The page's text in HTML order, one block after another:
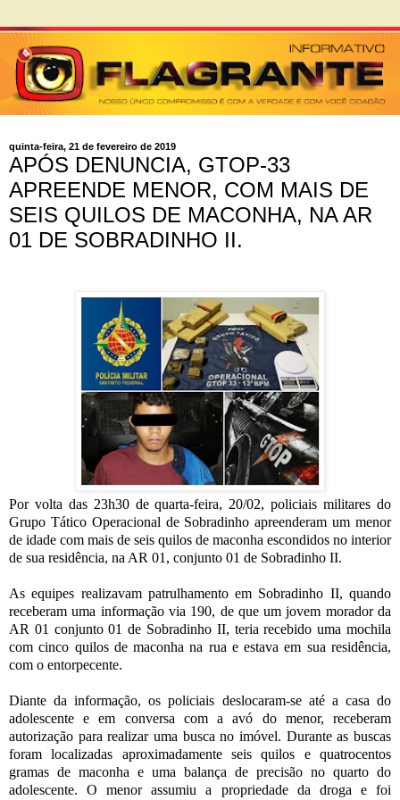
quinta-feira, 21 de fevereiro de 2019
APÓS DENUNCIA, GTOP-33
APREENDE MENOR, COM MAIS DE
SEIS QUILOS DE MACONHA, NA AR
01 DE SOBRADINHO II.
Por volta das 23h30 de quarta-feira, 20/02, policiais militares do
Grupo Tático Operacional de Sobradinho apreenderam um menor
de idade com mais de seis quilos de maconha escondidos no interior
de sua residência, na AR 01, conjunto 01 de Sobradinho II.
As equipes realizavam patrulhamento em Sobradinho II, quando
receberam uma informação via 190, de que um jovem morador da
AR 01 conjunto 01 de Sobradinho II, teria recebido uma mochila
com cinco quilos de maconha na rua e estava em sua residência,
com o entorpecente.
Diante da informação, os policiais deslocaram-se até a casa do
adolescente e em conversa com a avó do menor, receberam
autorização para realizar uma busca no imóvel. Durante as buscas
foram localizadas aproximadamente seis quilos e quatrocentos
gramas de maconha e uma balança de precisão no quarto do
adolescente. O menor assumiu a propriedade da droga e foi